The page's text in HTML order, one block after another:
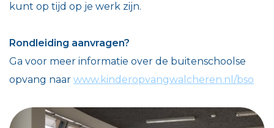
kunt op tijd op je werk zijn.
Rondleiding aanvragen?
Ga voor meer informatie over de buitenschoolse
opvang naar www.kinderopvangwalcheren.nl/bso